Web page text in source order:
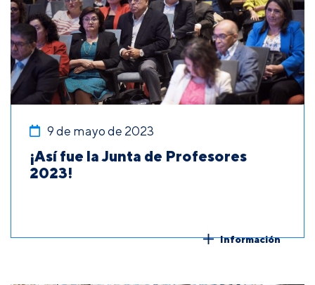
9 de mayo de 2023
¡Así fue la Junta de Profesores
2023!
Información